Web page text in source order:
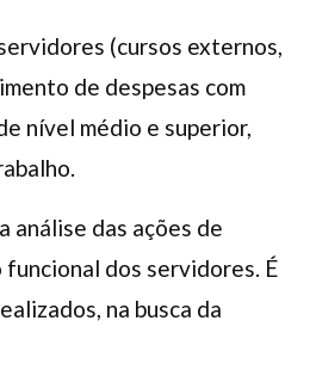
(cursos externos,
de despesas com
nível médio e superior,
análise das ações de
funcional dos servidores. É
na busca da